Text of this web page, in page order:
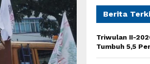
f
r
Berita
Triwulan II-
Tumbuh 5,5